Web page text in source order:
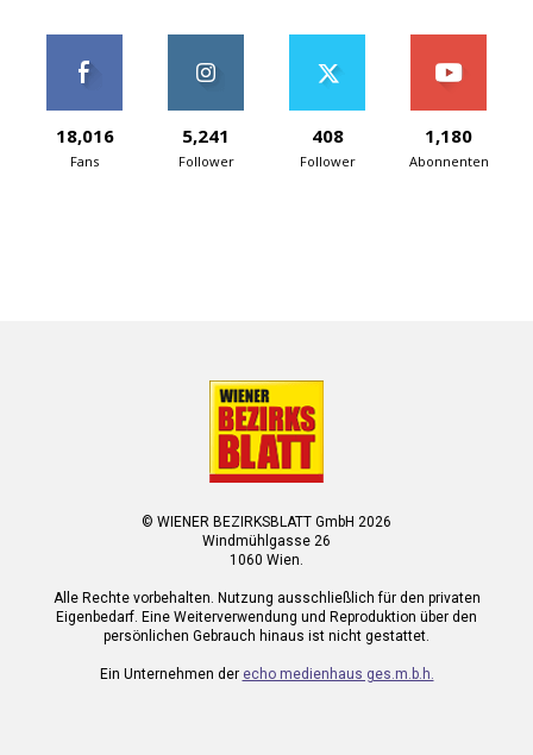
18,016
Fans
5,241
Follower
408
Follower
1,180
Abonnenten
© WIENER BEZIRKSBLATT GmbH 2026
Windmühlgasse 26
1060 Wien.
Alle Rechte vorbehalten. Nutzung ausschließlich für den privaten
Eigenbedarf. Eine Weiterverwendung und Reproduktion über den
persönlichen Gebrauch hinaus ist nicht gestattet.
Ein Unternehmen der echo medienhaus ges.m.b.h.